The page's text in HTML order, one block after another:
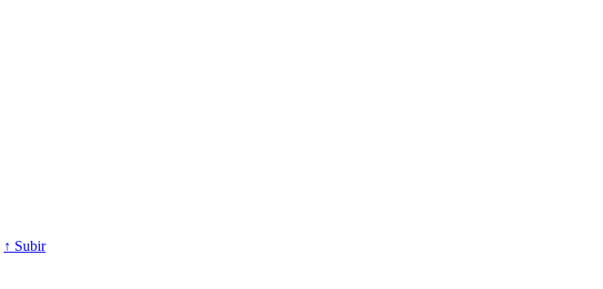
↑ Subir